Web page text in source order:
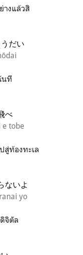
างแล้วสิ
だい
นที
べ
tobe
สู่ท้องทะเล
ないよ
yo
จิตัล